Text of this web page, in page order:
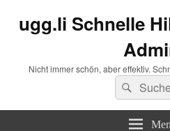
ugg.li Schnelle
Nicht immer schön, aber effektiv.
Suchen
nach: